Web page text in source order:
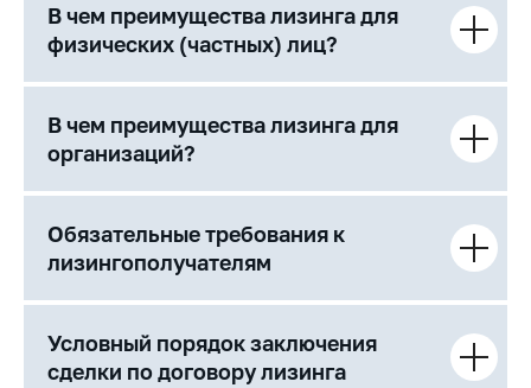
В чем преимущества лизинга для
физических (частных) лиц?
В чем преимущества лизинга для
организаций?
Обязательные требования к
лизингополучателям
Условный порядок заключения
сделки по договору лизинга